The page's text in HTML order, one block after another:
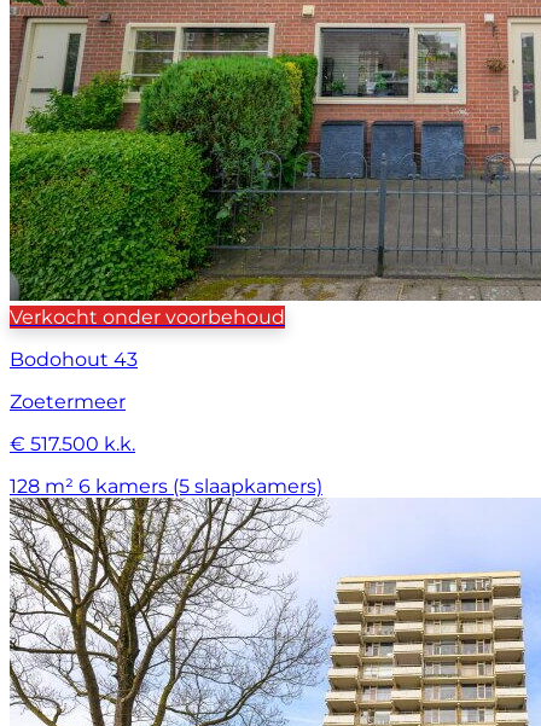
Verkocht onder voorbehoud
Bodohout 43
Zoetermeer
€ 517.500 k.k.
128 m² 6 kamers (5 slaapkamers)